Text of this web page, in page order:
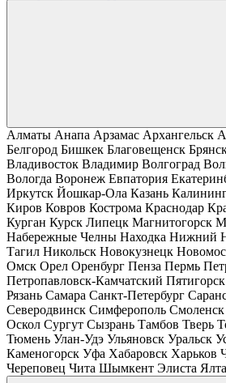
Алматы Анапа Арзамас Архангельск
Белгород Бишкек Благовещенск
Владивосток Владимир Волгоград
Вологда Воронеж Евпатория
Иркутск Йошкар-Ола Казань
Киров Ковров Кострома Краснодар
Курган Курск Липецк Магнитогорск
Набережные Челны Находка Нижний
Тагил Никольск Новокузнецк
Омск Орел Оренбург Пенза Пермь
Петропавловск-Камчатский Пятигорск
Рязань Самара Санкт-Петербург
Северодвинск Симферополь Смоленск
Оскол Сургут Сызрань Тамбов Тверь
Тюмень Улан-Удэ Ульяновск Уральск
Каменогорск Уфа Хабаровск Харьков
Череповец Чита Шымкент Элиста Ялта